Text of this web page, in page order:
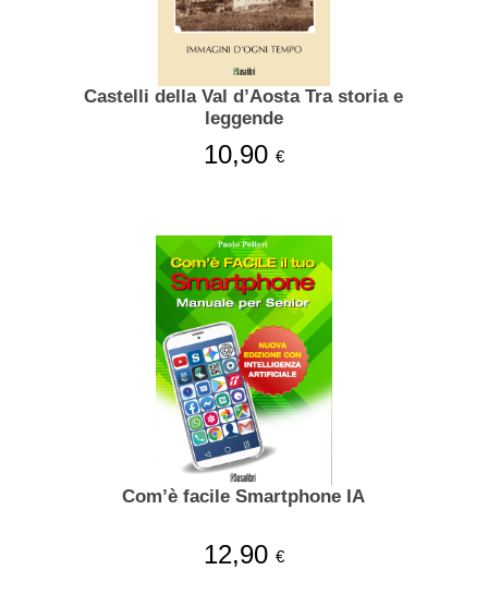
Castelli della Val d’Aosta Tra storia e
leggende
10,90 €
Com’è facile Smartphone IA
12,90 €